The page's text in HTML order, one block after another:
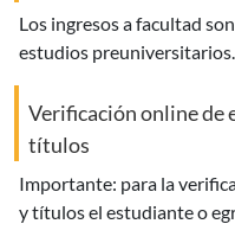
los ingresos a facultad son sin previas pendientes de los
estudios preuniversitarios.
Verificación online de
títulos
importante: para la verificación de escolaridades, certificados
y títulos el estudiante o